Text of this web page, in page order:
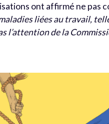
ont affirmé ne pas
liées au travail,
l’attention de la